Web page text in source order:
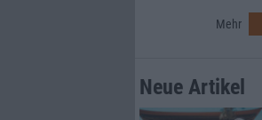
Mehr
Neue Artikel